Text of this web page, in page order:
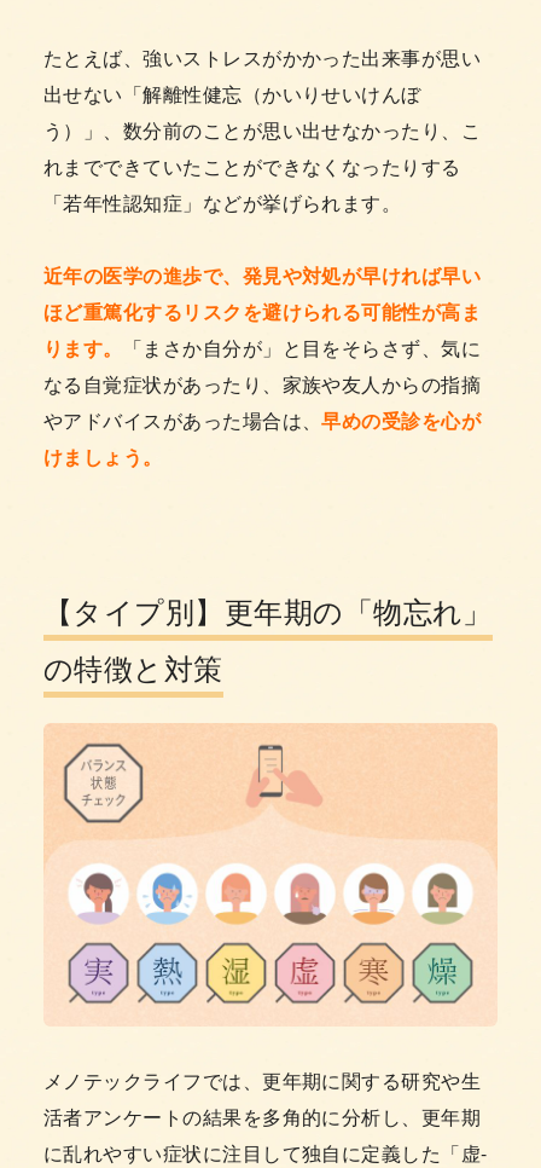
たとえば、強いストレスがかかった出来事が思い
出せない「解離性健忘（かいりせいけんぼ
う）」、数分前のことが思い出せなかったり、こ
れまでできていたことができなくなったりする
「若年性認知症」などが挙げられます。
近年の医学の進歩で、発見や対処が早ければ早い
ほど重篤化するリスクを避けられる可能性が高ま
ります。
「まさか自分が」と目をそらさず、気に
なる自覚症状があったり、家族や友人からの指摘
やアドバイスがあった場合は、早めの受診を心が
けましょう。
【タイプ別】更年期の「物忘れ」
の特徴と対策
メノテックライフでは、更年期に関する研究や生
活者アンケートの結果を多角的に分析し、更年期
に乱れやすい症状に注目して独自に定義した「虚-